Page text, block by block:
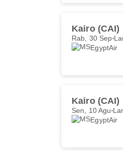
Kairo (CAI)
Rab, 30 Sep
EgyptAir
Kairo (CAI)
Sen, 10 Agu
EgyptAir